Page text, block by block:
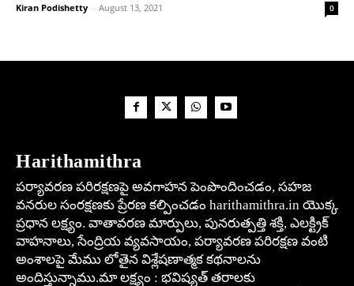
Kiran Podishetty - August 13, 2021 0
Harithamithra
పర్యావరణ పరిరక్షణపై అవగాహన పెంపొందించడం, సహజ
వనరుల సంరక్షణకు ప్రేరణ కల్పించడం harithamithra.in యొక్క
ప్రధాన లక్ష్యం. వాతావరణ మార్పులు, పునరుత్పత్తి శక్తి, ఎలక్ట్రిక్
వాహనాలు, సేంద్రియ వ్యవసాయం, పర్యావరణ పరిరక్షణ వంటి
అంశాలపై మేము లోతైన విశ్లేషణాత్మక కథనాలను
అందిస్తున్నాము.మా లక్ష్యం : భవిష్యత్ తరాలకు